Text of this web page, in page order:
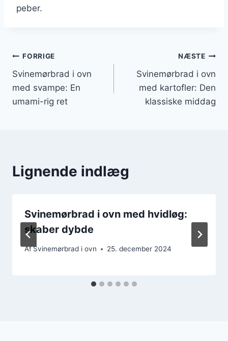
peber.
Indlægsnavigation
FORRIGE
Svinemørbrad i ovn
med svampe: En
umami-rig ret
NÆSTE
Svinemørbrad i ovn
med kartofler: Den
klassiske middag
Lignende indlæg
Svinemørbrad i ovn med hvidløg:
skaber dybde
AfSvinemørbrad i ovn 25. december 2024